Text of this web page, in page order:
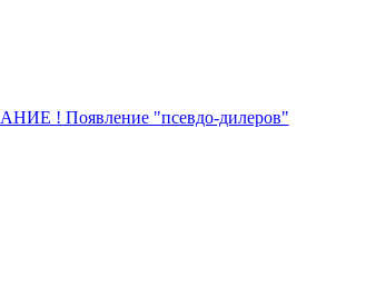
! Появление "псевдо-дилеров"